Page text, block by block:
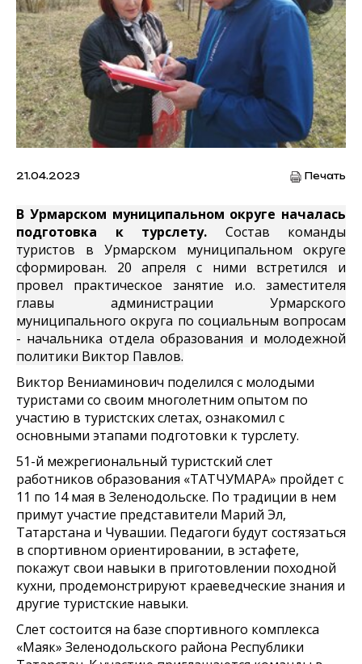
21.04.2023 Печать
В Урмарском муниципальном округе началась
подготовка к турслету. Состав команды
туристов в Урмарском муниципальном округе
сформирован. 20 апреля с ними встретился и
провел практическое занятие и.о. заместителя
главы администрации Урмарского
муниципального округа по социальным вопросам
- начальника отдела образования и молодежной
политики Виктор Павлов.
Виктор Вениаминович поделился с молодыми
туристами со своим многолетним опытом по
участию в туристских слетах, ознакомил с
основными этапами подготовки к турслету.
51-й межрегиональный туристский слет
работников образования «ТАТЧУМАРА» пройдет с
11 по 14 мая в Зеленодольске. По традиции в нем
примут участие представители Марий Эл,
Татарстана и Чувашии. Педагоги будут состязаться
в спортивном ориентировании, в эстафете,
покажут свои навыки в приготовлении походной
кухни, продемонстрируют краеведческие знания и
другие туристские навыки.
Слет состоится на базе спортивного комплекса
«Маяк» Зеленодольского района Республики